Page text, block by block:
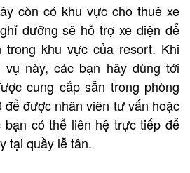
còn có khu vực cho thuê xe
dưỡng sẽ hỗ trợ xe điện để
trong khu vực của resort. Khi
này, các bạn hãy dùng tới
cung cấp sẵn trong phòng
được nhân viên tư vấn hoặc
bạn có thể liên hệ trực tiếp để
tại quầy lễ tân.